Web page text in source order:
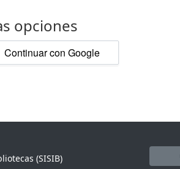
opciones
Continuar con Google
(SISIB)